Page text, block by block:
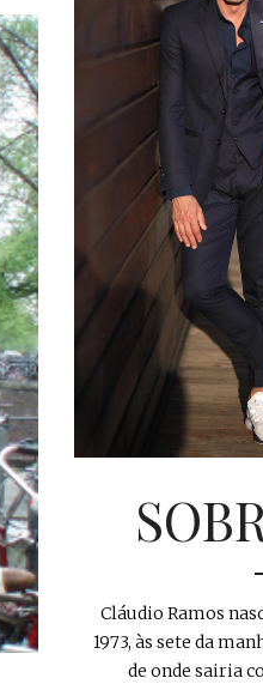
Cláudio Ramos
1973, às sete da
de onde sairia